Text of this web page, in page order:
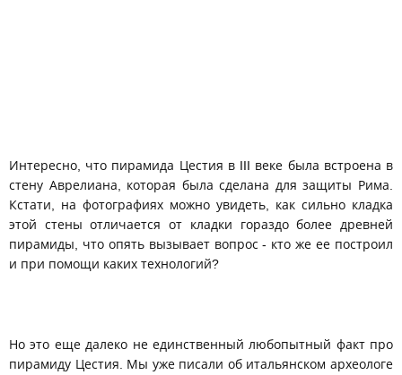
Интересно, что пирамида Цестия в III веке была встроена в
стену Аврелиана, которая была сделана для защиты Рима.
Кстати, на фотографиях можно увидеть, как сильно кладка
этой стены отличается от кладки гораздо более древней
пирамиды, что опять вызывает вопрос - кто же ее построил
и при помощи каких технологий?
Но это еще далеко не единственный любопытный факт про
пирамиду Цестия. Мы уже писали об итальянском археологе